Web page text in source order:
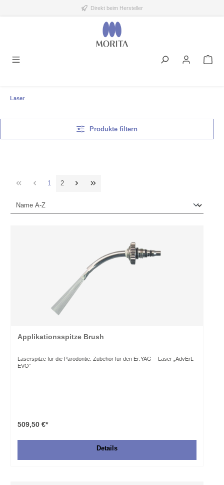
Direkt beim Hersteller
Laser
Produkte filtern
1 2
Applikationsspitze Brush
Laserspitze für die Parodontie. Zubehör für den Er:YAG - Laser „AdvErL
EVO“
509,50 €*
Details